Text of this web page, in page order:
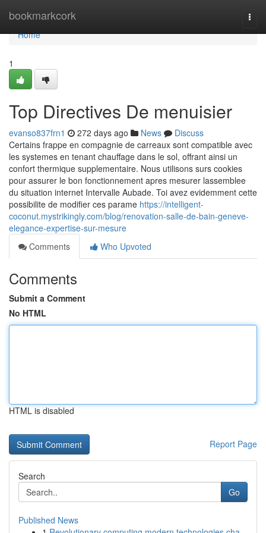
bookmarkcork
Home
Home
1
Top Directives De menuisier
evanso837frn1 272 days ago News
Discuss
Certains frappe en compagnie de carreaux sont compatible avec
les systemes en tenant chauffage dans le sol, offrant ainsi un
confort thermique supplementaire. Nous utilisons surs cookies
pour assurer le bon fonctionnement apres mesurer lassemblee
du situation internet Intervalle Aubade. Toi avez evidemment cette
possibilite de modifier ces parame https://intelligent-
coconut.mystrikingly.com/blog/renovation-salle-de-bain-geneve-
elegance-expertise-sur-mesure
Comments
Who Upvoted
Comments
Submit a Comment
No HTML
HTML is disabled
Report Page
Search
Go
Published News